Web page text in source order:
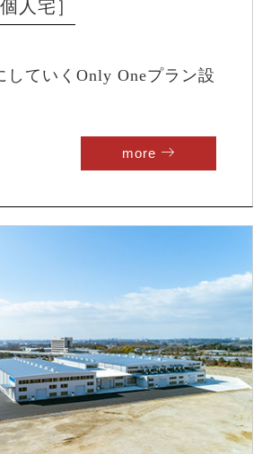
人宅］
していくOnly Oneプラン設
more